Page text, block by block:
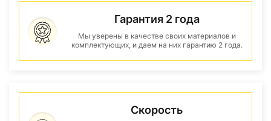
Гарантия 2 года
Мы уверены в качестве своих материалов и
комплектующих, и даем на них гарантию 2 года.
Скорость